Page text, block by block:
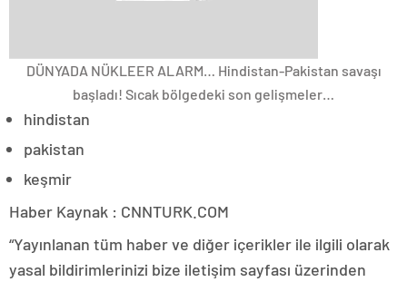
DÜNYADA NÜKLEER ALARM… Hindistan-Pakistan savaşı
başladı! Sıcak bölgedeki son gelişmeler…
hindistan
pakistan
keşmir
Haber Kaynak : CNNTURK.COM
“Yayınlanan tüm haber ve diğer içerikler ile ilgili olarak
yasal bildirimlerinizi bize iletişim sayfası üzerinden